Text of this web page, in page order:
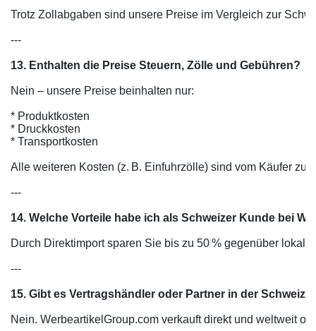
Trotz Zollabgaben sind unsere Preise im Vergleich zur
13. Enthalten die Preise Steuern, Zölle und Gebühren?
Nein – unsere Preise beinhalten nur:
* Produktkosten
* Druckkosten
* Transportkosten
Alle weiteren Kosten (z. B. Einfuhrzölle) sind vom Käufer zu
---
14. Welche Vorteile habe ich als Schweizer Kunde bei
Durch Direktimport sparen Sie bis zu 50 % gegenüber
---
15. Gibt es Vertragshändler oder Partner in der Schweiz?
Nein. WerbeartikelGroup.com verkauft direkt und weltweit